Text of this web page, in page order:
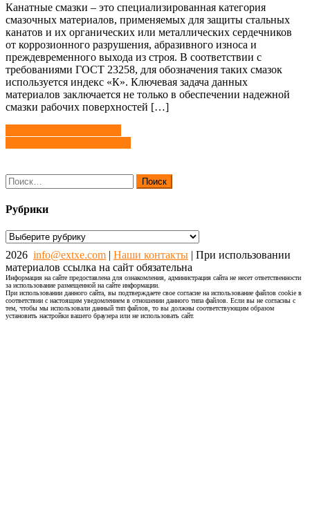
Канатные смазки – это специализированная категория
смазочных материалов, применяемых для защиты стальных
канатов и их органических или металлических сердечников
от коррозионного разрушения, абразивного износа и
преждевременного выхода из строя. В соответствии с
требованиями ГОСТ 23258, для обозначения таких смазок
используется индекс «К». Ключевая задача данных
материалов заключается не только в обеспечении надежной
смазки рабочих поверхностей […]
Навигация
по
записям
Найти:
Рубрики
Рубрики
2026 info@extxe.com | Наши контакты | При использовании
материалов ссылка на сайт обязательна
Информация на сайте предоставлена для ознакомления, администрация сайта не несет ответственности
за использование размещенной на сайте информации.
При использовании данного сайта, вы подтверждаете свое согласие на использование файлов cookie в
соответствии с настоящим уведомлением в отношении данного типа файлов. Если вы не согласны с
тем, чтобы мы использовали данный тип файлов, то вы должны соответствующим образом
установить настройки вашего браузера или не использовать сайт.